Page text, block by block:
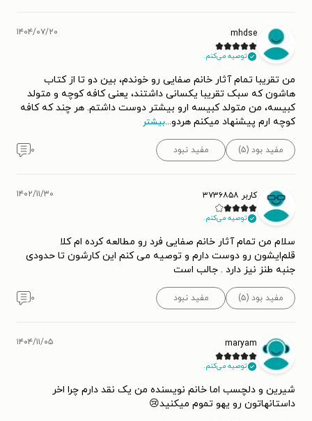
mhdse
توصیه می‌کنم.
۱۴۰۴/۰۷/۲۰
من تقریبا تمام آثار خانم صفایی رو خوندم، بین دو تا از کتاب
هاشون که سبک تقریبا یکسانی داشتند، یعنی کافه کوچه و متولد
کبیسه، من متولد کبیسه ارو بیشتر دوست داشتم. هر چند که کافه
کوچه ارم پیشنهاد میکنم هردو...بیشتر
مفید بود (۵) مفید نبود ۰
کاربر ۳۷۳۶۸۵۸
توصیه می‌کنم.
۱۴۰۲/۱۱/۳۰
سلام من تمام آثار خانم صفایی فرد رو مطالعه کرده ام کلا
قلم‌ایشون رو دوست دارم و توصیه می کنم این کارشون تا حدودی
جنبه طنز نیز دارد . جالب است
مفید بود (۵) مفید نبود ۰
maryam
توصیه می‌کنم.
۱۴۰۴/۱۱/۰۵
شیرین و دلچسب اما خانم نویسنده من یک نقد دارم چرا اخر
داستانهاتون رو یهو تموم میکنید😢